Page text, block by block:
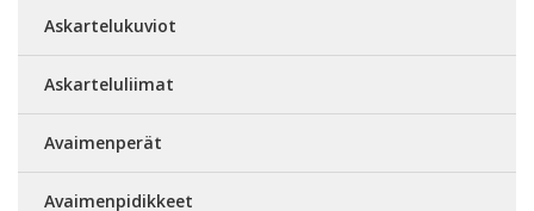
Askartelukuviot
Askarteluliimat
Avaimenperät
Avaimenpidikkeet